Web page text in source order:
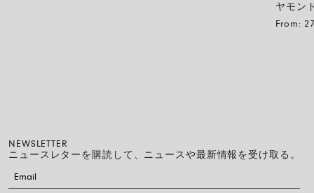
ヤモン
From:
NEWSLETTER
ニュースレターを購読して、ニュースや最新情報を受け取る。